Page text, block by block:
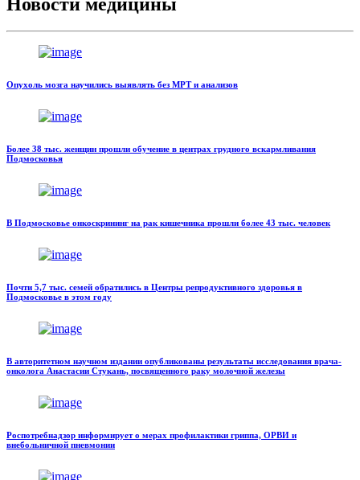
Опухоль мозга научились выявлять без МРТ и анализов
Более 38 тыс. женщин прошли обучение в центрах грудного вскармливания
Подмосковья
В Подмосковье онкоскрининг на рак кишечника прошли более 43 тыс. человек
Почти 5,7 тыс. семей обратились в Центры репродуктивного здоровья в
Подмосковье в этом году
В авторитетном научном издании опубликованы результаты исследования врача-
онколога Анастасии Стукань, посвященного раку молочной железы
Роспотребнадзор информирует о мерах профилактики гриппа, ОРВИ и
внебольничной пневмонии